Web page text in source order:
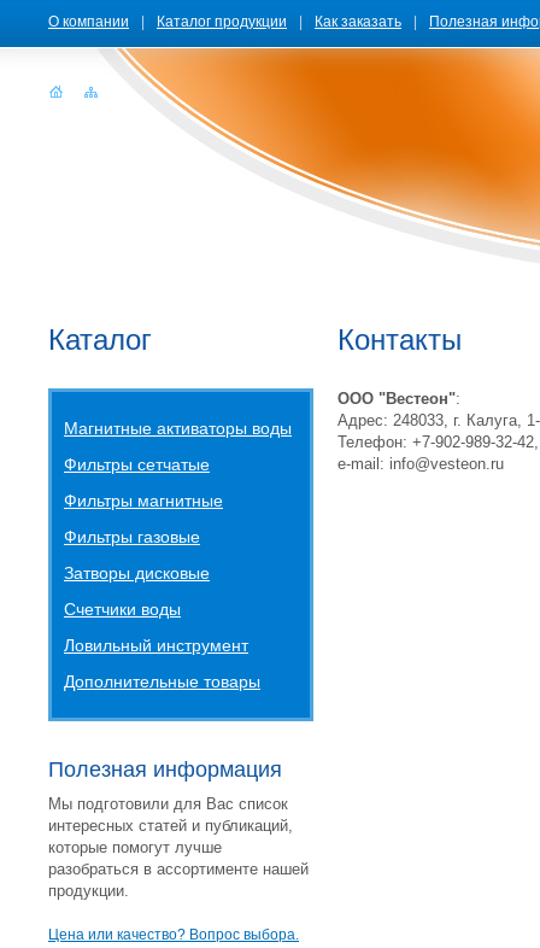
О компании Каталог продукции Как заказать Полезная
Контакты
ООО "Вестеон":
Адрес: 248033, г. Калуга,
Телефон: +7-902-989-32-
e-mail: info@vesteon.ru
Каталог
Магнитные активаторы воды
Фильтры сетчатые
Фильтры магнитные
Фильтры газовые
Затворы дисковые
Счетчики воды
Ловильный инструмент
Дополнительные товары
Полезная информация
Мы подготовили для Вас список
интересных статей и публикаций,
которые помогут лучше
разобраться в ассортименте нашей
продукции.
Цена или качество? Вопрос выбора.